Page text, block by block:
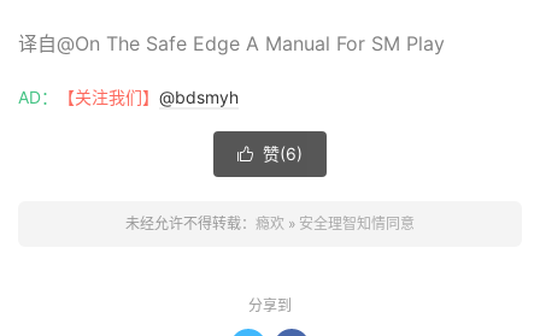
译自@On The Safe Edge A Manual For SM Play
AD： 【关注我们】 @bdsmyh
 赞(6)
未经允许不得转载： 瘾欢 » 安全理智知情同意
分享到